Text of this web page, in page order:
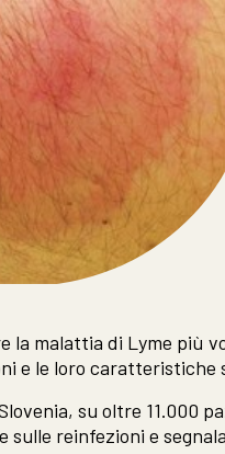
la malattia di Lyme più
e le loro caratteristiche
su oltre 11.000
sulle reinfezioni e